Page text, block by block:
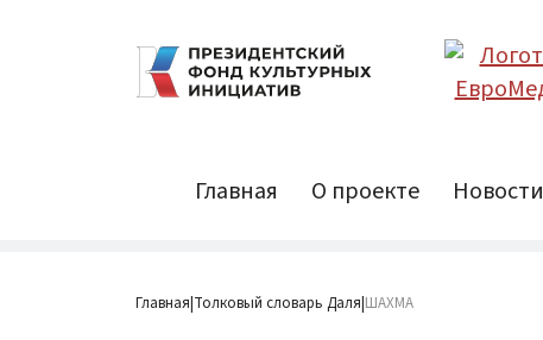
Главная О проекте Новости
Главная|Толковый словарь Даля|ШАХМА